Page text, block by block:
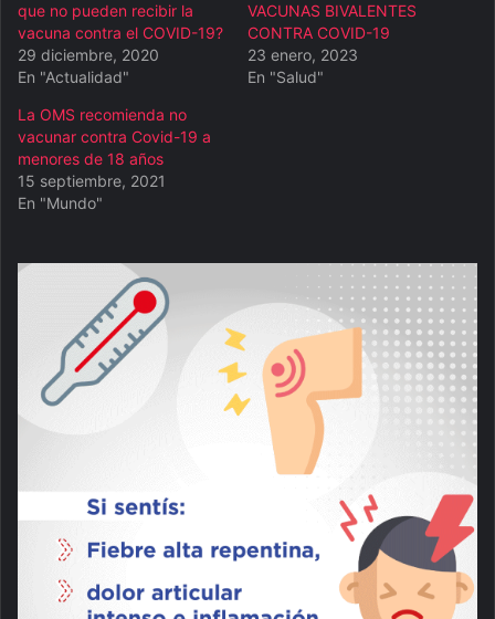
que no pueden recibir la
vacuna contra el COVID-19?
29 diciembre, 2020
En "Actualidad"
VACUNAS BIVALENTES
CONTRA COVID-19
23 enero, 2023
En "Salud"
La OMS recomienda no
vacunar contra Covid-19 a
menores de 18 años
15 septiembre, 2021
En "Mundo"